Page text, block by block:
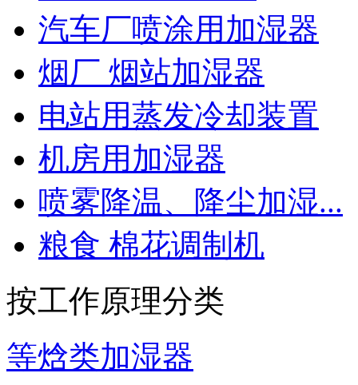
汽车厂喷涂用加湿器
烟厂 烟站加湿器
电站用蒸发冷却装置
机房用加湿器
喷雾降温、降尘加湿...
粮食 棉花调制机
按工作原理分类
等焓类加湿器